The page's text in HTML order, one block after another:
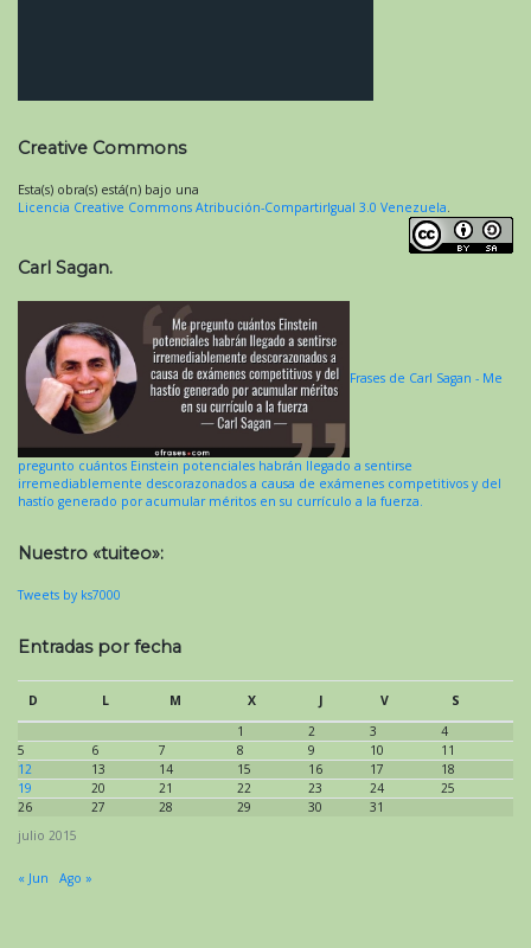
Creative Commons
Esta(s) obra(s) está(n) bajo una
Licencia Creative Commons Atribución-CompartirIgual 3.0 Venezuela.
Carl Sagan.
Frases de Carl Sagan - Me
pregunto cuántos Einstein potenciales habrán llegado a sentirse
irremediablemente descorazonados a causa de exámenes competitivos y del
hastío generado por acumular méritos en su currículo a la fuerza.
Nuestro «tuiteo»:
Tweets by ks7000
Entradas por fecha
julio 2015
D L M X J V
S
1
2 3
4
5
6 7 8 9 10
11
12
13 14 15 16 17
18
19
20 21 22 23 24
25
26
27 28 29 30 31
« Jun Ago »